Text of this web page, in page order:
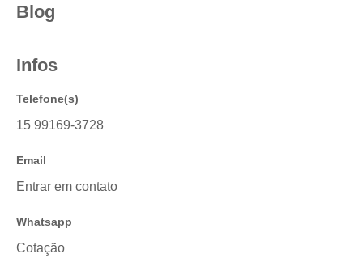
Blog
Infos
Telefone(s)
15 99169-3728
Email
Entrar em contato
Whatsapp
Cotação